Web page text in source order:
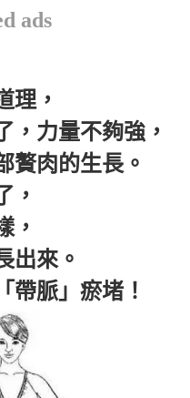
ads
理，
，力量不夠強，
贅肉的生長。
，
，
出來。
帶脈」瘀堵！